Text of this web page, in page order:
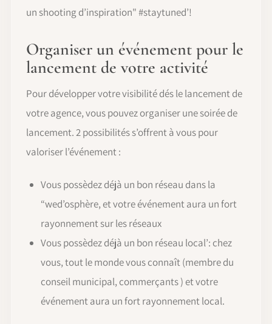
un shooting d’inspiration" #staytuned’!
Organiser un événement pour le
lancement de votre activité
Pour développer votre visibilité dés le lancement de
votre agence, vous pouvez organiser une soirée de
lancement. 2 possibilités s’offrent à vous pour
valoriser l’événement :
Vous possèdez déjà un bon réseau dans la
“wed’osphère, et votre événement aura un fort
rayonnement sur les réseaux
Vous possèdez déjà un bon réseau local’: chez
vous, tout le monde vous connaît (membre du
conseil municipal, commerçants ) et votre
événement aura un fort rayonnement local.